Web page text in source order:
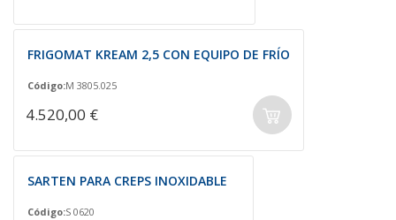
FRIGOMAT KREAM 2,5 CON EQUIPO DE FRÍO
Código:M 3805.025
4.520,00 €
SARTEN PARA CREPS INOXIDABLE
Código:S 0620